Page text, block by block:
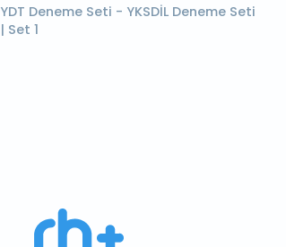
YDT Deneme Seti - YKSDİL Deneme Seti
| Set 1